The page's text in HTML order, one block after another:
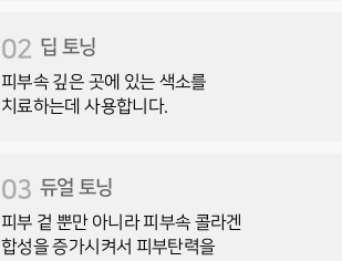
02 딥 토닝
피부속 깊은 곳에 있는 색소를
치료하는데 사용합니다.
03 듀얼 토닝
피부 겉 뿐만 아니라 피부속 콜라겐
합성을 증가시켜서 피부탄력을